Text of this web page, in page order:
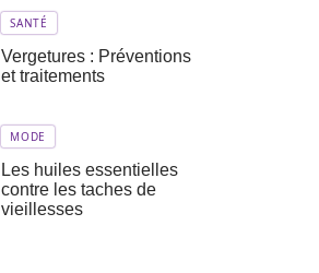
SANTÉ
Vergetures : Préventions
et traitements
MODE
Les huiles essentielles
contre les taches de
vieillesses